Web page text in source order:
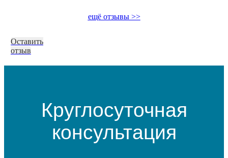
ещё отзывы >>
Оставить
отзыв
Круглосуточная
консультация